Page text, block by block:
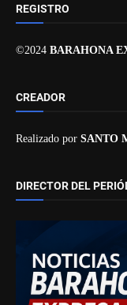
REGISTRO
©2024 BARAHONA
CREADOR
Realizado por SANTO
DIRECTOR DEL